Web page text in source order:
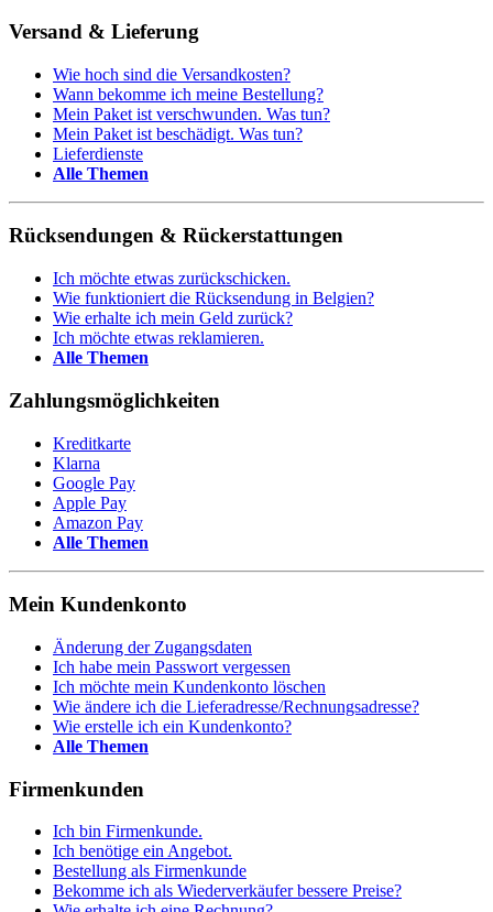
Versand & Lieferung
Wie hoch sind die Versandkosten?
Wann bekomme ich meine Bestellung?
Mein Paket ist verschwunden. Was tun?
Mein Paket ist beschädigt. Was tun?
Lieferdienste
Alle Themen
Rücksendungen & Rückerstattungen
Ich möchte etwas zurückschicken.
Wie funktioniert die Rücksendung in Belgien?
Wie erhalte ich mein Geld zurück?
Ich möchte etwas reklamieren.
Alle Themen
Zahlungsmöglichkeiten
Kreditkarte
Klarna
Google Pay
Apple Pay
Amazon Pay
Alle Themen
Mein Kundenkonto
Änderung der Zugangsdaten
Ich habe mein Passwort vergessen
Ich möchte mein Kundenkonto löschen
Wie ändere ich die Lieferadresse/Rechnungsadresse?
Wie erstelle ich ein Kundenkonto?
Alle Themen
Firmenkunden
Ich bin Firmenkunde.
Ich benötige ein Angebot.
Bestellung als Firmenkunde
Bekomme ich als Wiederverkäufer bessere Preise?